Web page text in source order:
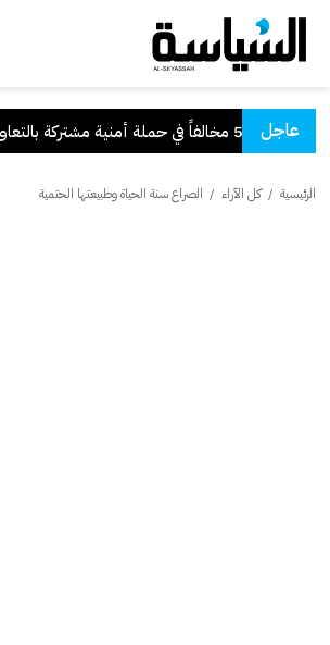
عاجل
بالتعاون مع "القوى العاملة"
الرئيسية /كل الآراء / الصراع سنة الحياة وطبيعتها الحتمية